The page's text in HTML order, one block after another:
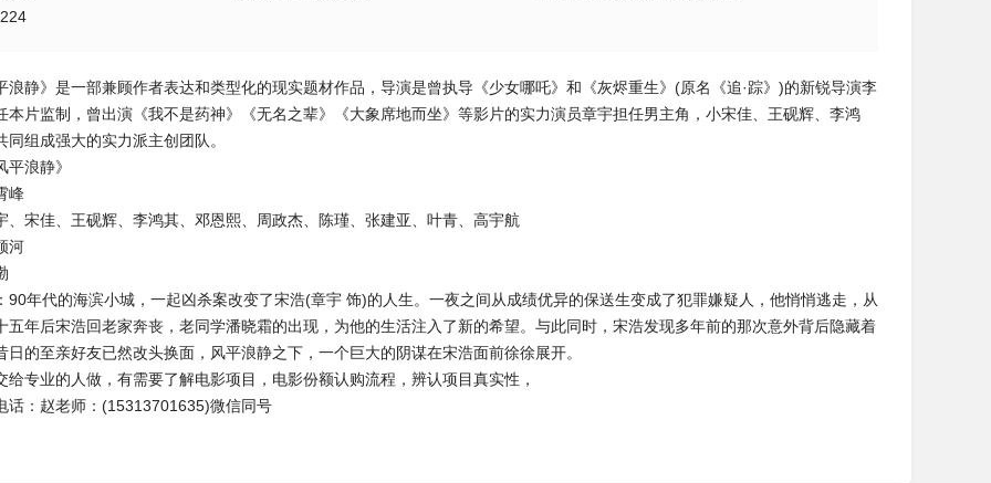
224
》是一部兼顾作者表达和类型化的现实题材作品，导演是曾执导《少女哪吒》和《灰烬重生》(原名《追·踪》)的新锐导演李
本片监制，曾出演《我不是药神》《无名之辈》《大象席地而坐》等影片的实力演员章宇担任男主角，小宋佳、王砚辉、李鸿
同组成强大的实力派主创团队。
浪静》
峰
佳、王砚辉、李鸿其、邓恩熙、周政杰、陈瑾、张建亚、叶青、高宇航
河
代的海滨小城，一起凶杀案改变了宋浩(章宇 饰)的人生。一夜之间从成绩优异的保送生变成了犯罪嫌疑人，他悄悄逃走，从
五年后宋浩回老家奔丧，老同学潘晓霜的出现，为他的生活注入了新的希望。与此同时，宋浩发现多年前的那次意外背后隐藏着
日的至亲好友已然改头换面，风平浪静之下，一个巨大的阴谋在宋浩面前徐徐展开。
业的人做，有需要了解电影项目，电影份额认购流程，辨认项目真实性，
赵老师：(15313701635)微信同号